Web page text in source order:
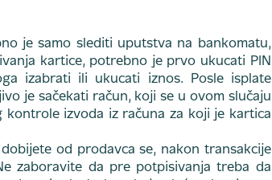
je samo slediti uputstva na bankomatu,
kartice, potrebno je prvo ukucati PIN
izabrati ili ukucati iznos. Posle isplate
je sačekati račun, koji se u ovom slučaju
izvoda iz računa za koji je kartica
od prodavca se, nakon transakcije
zaboravite da pre potpisivanja treba da